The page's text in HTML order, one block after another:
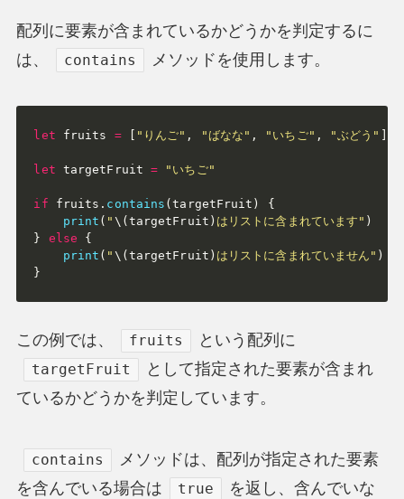
配列に要素が含まれているかどうかを判定するに
は、
contains メソッドを使用します。
let fruits = "りんご" , "ばなな" , "いちご" , "ぶどう"
let targetFruit = "いちご"
if fruits . contains (targetFruit )
{
print ( " \( targetFruit ) はリストに含まれています" )
}
else
{
print ( " \( targetFruit ) はリストに含まれていません" )
}
この例では、 fruits という配列に
targetFruit
として指定された要素が含まれ
ているかどうかを判定しています。
contains
メソッドは、配列が指定された要素
を含んでいる場合は
true を返し、含んでいな